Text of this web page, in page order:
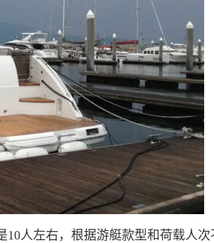
人左右，根据游艇款型和荷载人次